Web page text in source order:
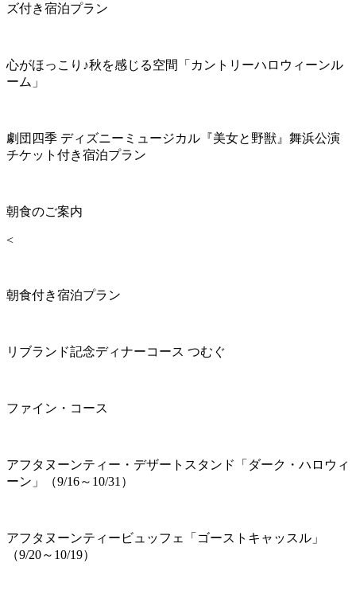
ズ付き宿泊プラン
心がほっこり♪秋を感じる空間「カントリーハロウィーンル
ーム」
劇団四季 ディズニーミュージカル『美女と野獣』舞浜公演
チケット付き宿泊プラン
朝食のご案内
<
朝食付き宿泊プラン
リブランド記念ディナーコース つむぐ
ファイン・コース
アフタヌーンティー・デザートスタンド「ダーク・ハロウィ
ーン」（9/16～10/31）
アフタヌーンティービュッフェ「ゴーストキャッスル」
（9/20～10/19）